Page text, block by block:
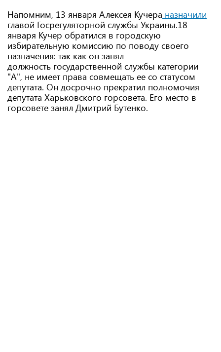
Напомним, 13 января Алексея Кучера назначили
главой Госрегуляторной службы Украины.18
января Кучер обратился в городскую
избирательную комиссию по поводу своего
назначения: так как он занял
должность государственной службы категории
"А", не имеет права совмещать ее со статусом
депутата. Он досрочно прекратил полномочия
депутата Харьковского горсовета. Его место в
горсовете занял Дмитрий Бутенко.